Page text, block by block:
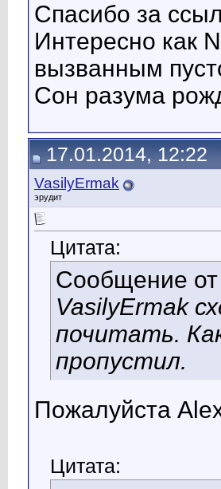
Спасибо за
Интересно как
вызванным
Сон разума
17.01.2014, 12:22
VasilyErmak
эрудит
Цитата:
Сообщение от
VasilyErmak
почитать.
пропустил.
Пожалуйста
Цитата: